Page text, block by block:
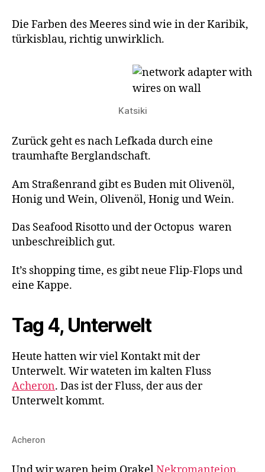
Die Farben des Meeres sind wie in der Karibik,
türkisblau, richtig unwirklich.
Katsiki
Zurück geht es nach Lefkada durch eine
traumhafte Berglandschaft.
Am Straßenrand gibt es Buden mit Olivenöl,
Honig und Wein, Olivenöl, Honig und Wein.
Das Seafood Risotto und der Octopus waren
unbeschreiblich gut.
It’s shopping time, es gibt neue Flip-Flops und
eine Kappe.
Tag 4, Unterwelt
Heute hatten wir viel Kontakt mit der
Unterwelt. Wir wateten im kalten Fluss
Acheron. Das ist der Fluss, der aus der
Unterwelt kommt.
Acheron